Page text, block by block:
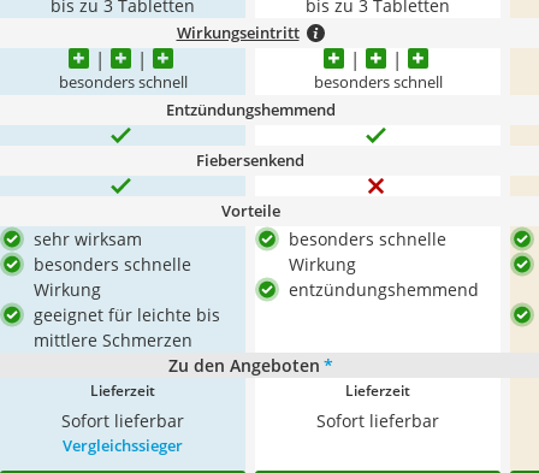
bis zu 3 Tabletten bis zu 3 Tabletten
Wirkungseintritt
besonders schnell besonders schnell
Entzündungshemmend
Fiebersenkend
Vorteile
sehr wirksam
besonders schnelle
Wirkung
geeignet für leichte bis
mittlere Schmerzen
besonders schnelle
Wirkung
entzündungshemmend
Zu den Angeboten *
Lieferzeit
Sofort lieferbar
Lieferzeit
Sofort lieferbar
Vergleichssieger